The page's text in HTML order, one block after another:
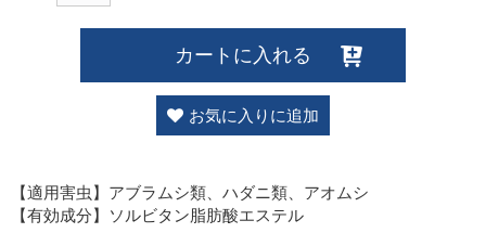
カートに入れる
お気に入りに追加
【適用害虫】アブラムシ類、ハダニ類、アオムシ
【有効成分】ソルビタン脂肪酸エステル